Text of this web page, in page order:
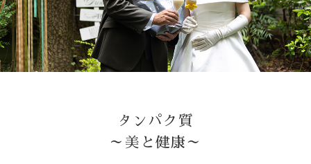
Wedding
ウェディングトップ
タンパク質
～美と健康～